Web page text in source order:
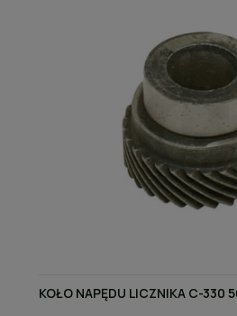
KOŁO NAPĘDU LICZNIKA C-330